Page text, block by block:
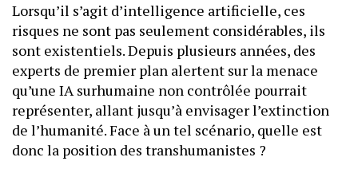
Lorsqu’il s’agit d’intelligence artificielle, ces
risques ne sont pas seulement considérables, ils
sont existentiels. Depuis plusieurs années, des
experts de premier plan alertent sur la menace
qu’une IA surhumaine non contrôlée pourrait
représenter, allant jusqu’à envisager l’extinction
de l’humanité. Face à un tel scénario, quelle est
donc la position des transhumanistes ?